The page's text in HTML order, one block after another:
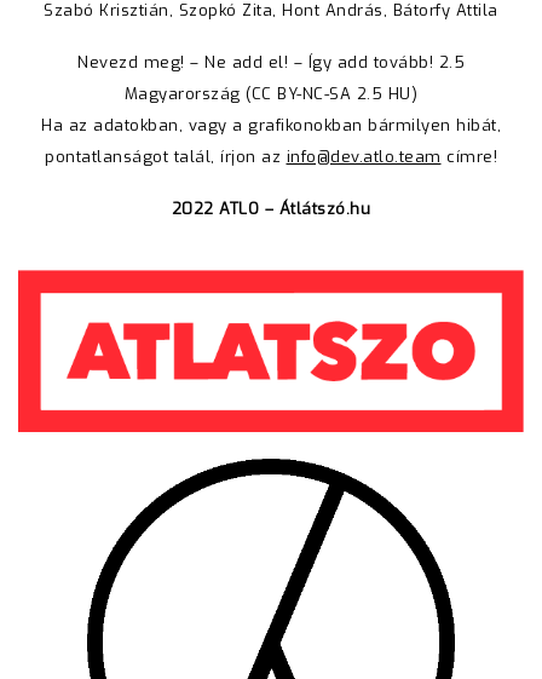
Szabó Krisztián, Szopkó Zita, Hont András, Bátorfy Attila
Nevezd meg! – Ne add el! – Így add tovább! 2.5
Magyarország (CC BY-NC-SA 2.5 HU)
Ha az adatokban, vagy a grafikonokban bármilyen hibát,
pontatlanságot talál, írjon az info@dev.atlo.team címre!
2022 ATLO – Átlátszó.hu